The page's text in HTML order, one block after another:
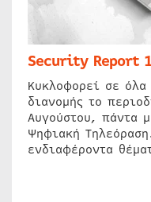
Security Report
Κυκλοφορεί σε όλα
διανομής το
Αυγούστου, πάντα
Ψηφιακή
ενδιαφέροντα